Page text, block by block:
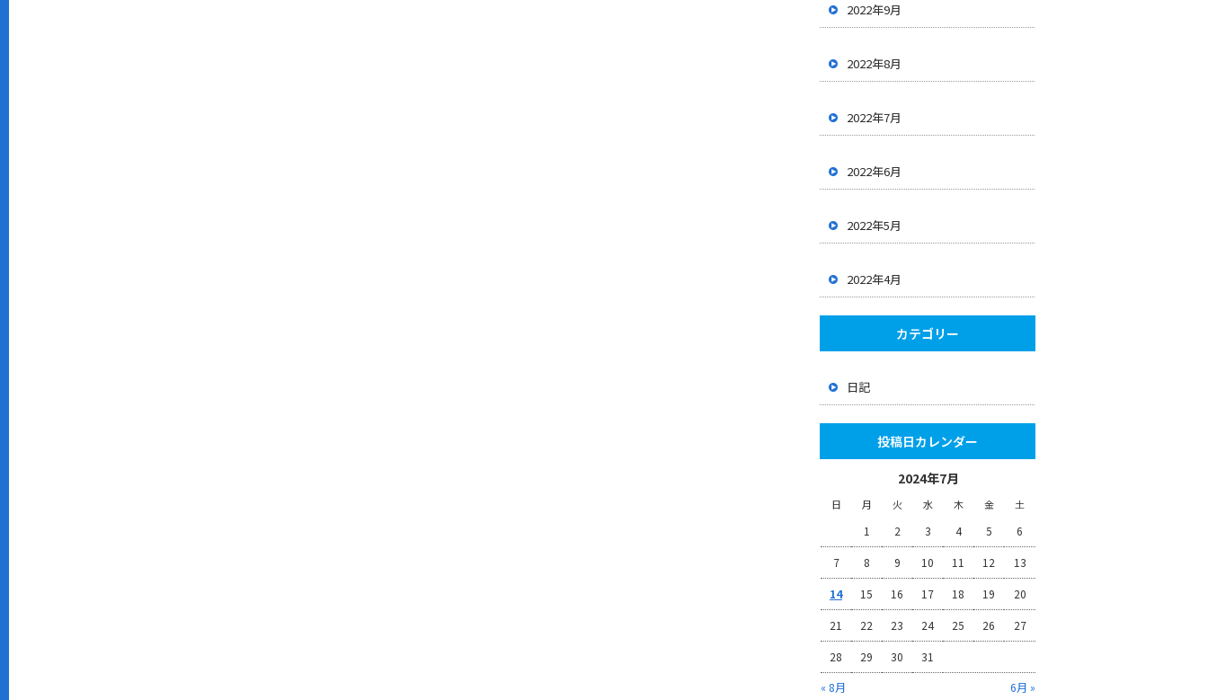
2022年9月
2022年8月
2022年7月
2022年6月
2022年5月
2022年4月
カテゴリー
日記
投稿日カレンダー
2024年7月
日 月 火 水 木 金 土
« 8月 6月 »
1 2 3 4 5 6
7 8 9 10 11 12 13
14 15 16 17 18 19 20
21 22 23 24 25 26 27
28 29 30 31